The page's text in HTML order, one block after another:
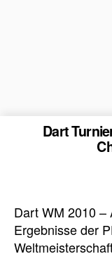
Dart
Dart WM 2010 –
Ergebnisse der